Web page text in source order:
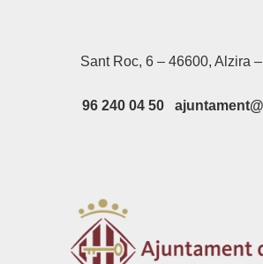
Sant Roc, 6 – 46600, Alzira
96 240 04 50